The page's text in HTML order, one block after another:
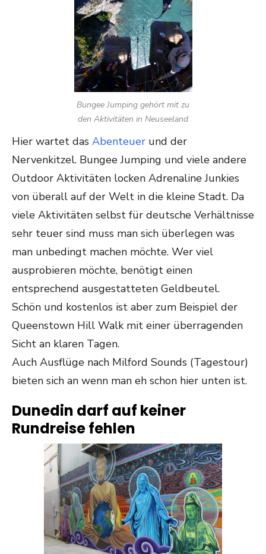
Bungee Jumping gehört mit zu
den Aktivitäten in Neuseeland
Hier wartet das Abenteuer und der
Nervenkitzel. Bungee Jumping und viele andere
Outdoor Aktivitäten locken Adrenaline Junkies
von überall auf der Welt in die kleine Stadt. Da
viele Aktivitäten selbst für deutsche Verhältnisse
sehr teuer sind muss man sich überlegen was
man unbedingt machen möchte. Wer viel
ausprobieren möchte, benötigt einen
entsprechend ausgestatteten Geldbeutel.
Schön und kostenlos ist aber zum Beispiel der
Queenstown Hill Walk mit einer überragenden
Sicht an klaren Tagen.
Auch Ausflüge nach Milford Sounds (Tagestour)
bieten sich an wenn man eh schon hier unten ist.
Dunedin darf auf keiner
Rundreise fehlen